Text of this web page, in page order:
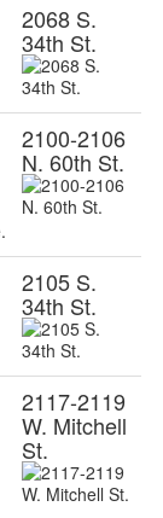
2068 S.
34th St.
2100-2106
N. 60th St.
2105 S.
34th St.
2117-2119
W. Mitchell
St.